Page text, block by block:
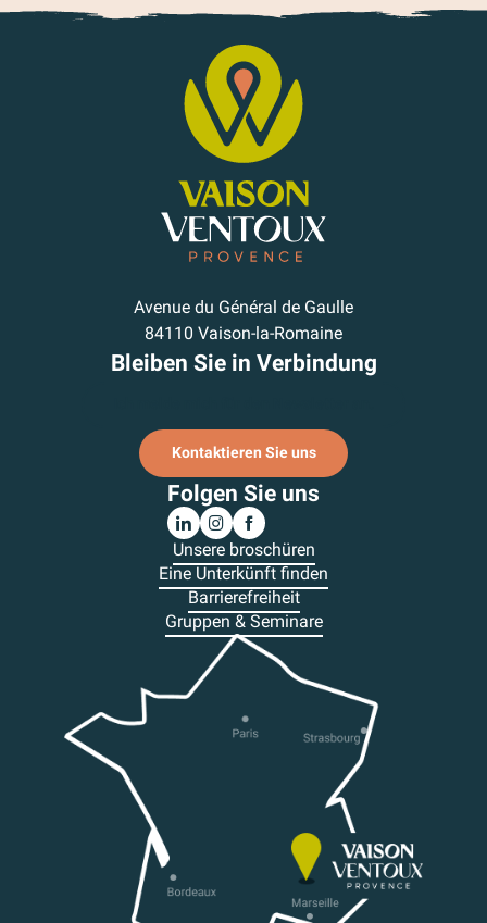
Avenue du Général de Gaulle
84110 Vaison-la-Romaine
Bleiben Sie in Verbindung
Kontaktieren Sie uns
Folgen Sie uns
Unsere broschüren
Eine Unterkünft finden
Barrierefreiheit
Gruppen & Seminare